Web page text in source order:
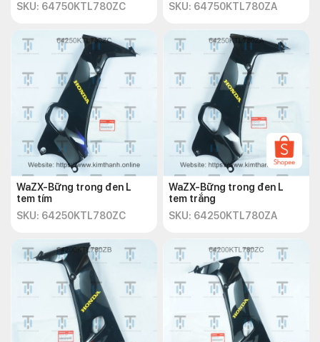
SKU: 64750KTL780ZC
SKU: 64750KTL780ZA
WaZX-Bững trong đen L
tem tím
SKU: 64250KTL780ZC
WaZX-Bững trong đen L
tem trắng
SKU: 64250KTL780ZA